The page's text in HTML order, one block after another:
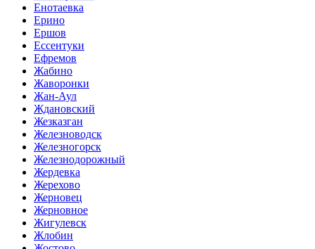
Енотаевка
Ерино
Ершов
Ессентуки
Ефремов
Жабино
Жаворонки
Жан-Аул
Ждановский
Жезказган
Железноводск
Железногорск
Железнодорожный
Жердевка
Жерехово
Жерновец
Жерновное
Жигулевск
Жлобин